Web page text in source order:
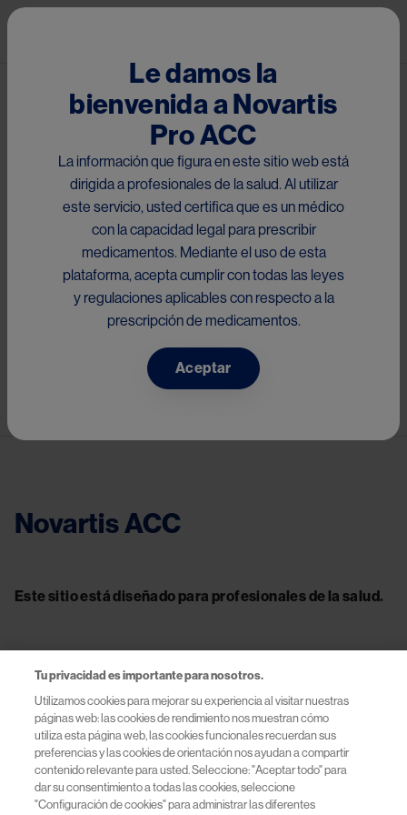
Pasar al contenido principal
Tareg®
habilitante dentro de la Región de Chile, que acceden a la
información de
Valsartán
impreso en el material y/o link proporcionado. Por favor
descargue el folleto a continuación:
Novartis ACC
Este sitio está diseñado para profesionales de la salud.
Información útil
Términos y Condiciones
Le damos la
bienvenida a Novartis
Pro ACC
La información que figura en este sitio web está
dirigida a profesionales de la salud. Al utilizar
este servicio, usted certifica que es un médico
con la capacidad legal para prescribir
medicamentos. Mediante el uso de esta
plataforma, acepta cumplir con todas las leyes
y regulaciones aplicables con respecto a la
prescripción de medicamentos.
Aceptar
Tu privacidad es importante para nosotros.
Utilizamos cookies para mejorar su experiencia al visitar nuestras
páginas web: las cookies de rendimiento nos muestran cómo
utiliza esta página web, las cookies funcionales recuerdan sus
preferencias y las cookies de orientación nos ayudan a compartir
contenido relevante para usted. Seleccione: "Aceptar todo" para
dar su consentimiento a todas las cookies, seleccione
"Configuración de cookies" para administrar las diferentes